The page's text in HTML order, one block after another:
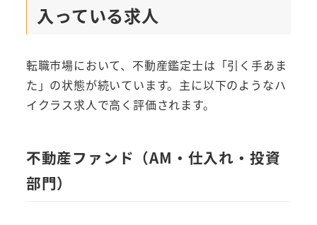
入っている求人
転職市場において、不動産鑑定士は「引く手あま
た」の状態が続いています。主に以下のようなハ
イクラス求人で高く評価されます。
不動産ファンド（AM・仕入れ・投資
部門）